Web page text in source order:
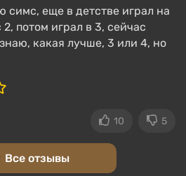
различные решения,
персонажа.
на 5 групп) и
— важная часть
добавляют уникальные
в диалогах, действия и
«любить и быть
идеальную семью».
симс, еще в детстве играл на
потом играл в 3, сейчас
какая лучше, 3 или 4, но
10 5
Все отзывы